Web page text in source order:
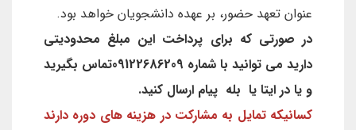
عنوان تعهد حضور، بر عهده دانشجویان خواهد بود.
در صورتی که برای پرداخت این مبلغ محدودیتی
دارید می توانید با شماره 09122686209تماس بگیرید
و یا در ایتا یا بله پیام ارسال کنید.
کسانیکه تمایل به مشارکت در هزینه های دوره دارند